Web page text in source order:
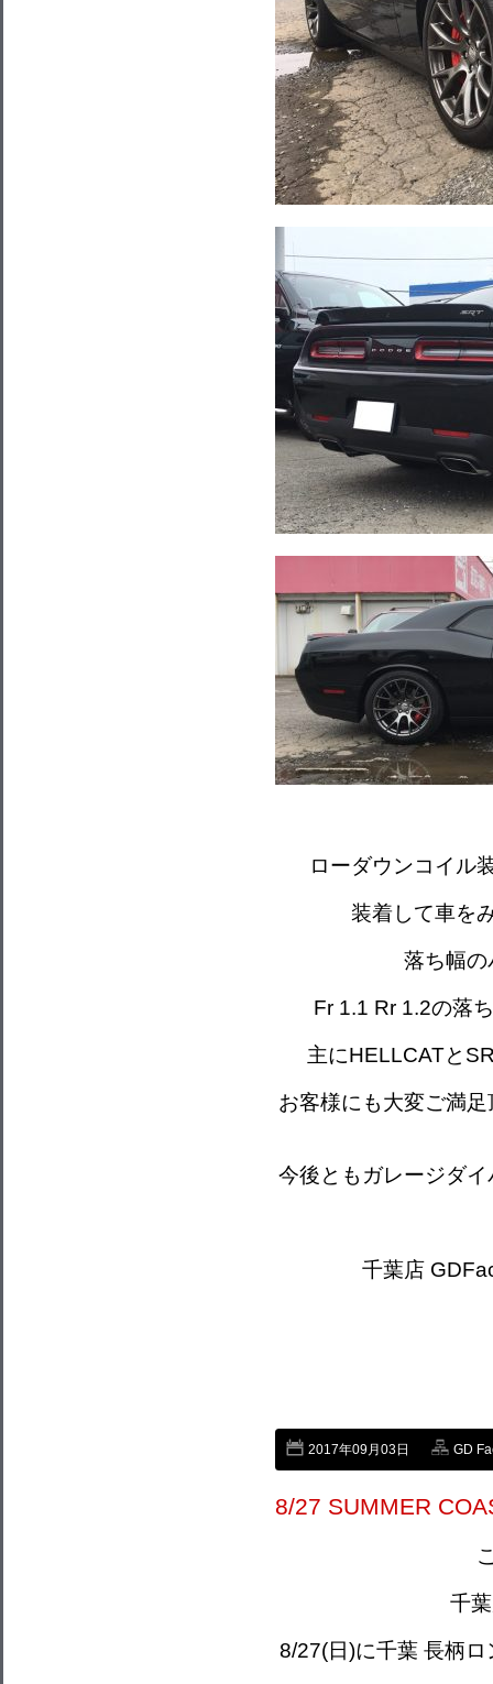
ローダウンコイル
装着して車を
落ち幅の
Fr 1.1 Rr 1.2の落
主にHELLCATと
お客様にも大変ご満
今後ともガレージダ
千葉店
2017年09月03日 GD
8/27 SUMMER
千
8/27(日)に千葉 長柄